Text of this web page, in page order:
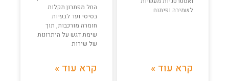
לשמירה ופיתוח
קרא עוד »
החל מפתרון תקלות
בסיסי ועד לבעיות
חומרה מורכבות, תוך
שימת דגש על היתרונות
של שירות
קרא עוד »